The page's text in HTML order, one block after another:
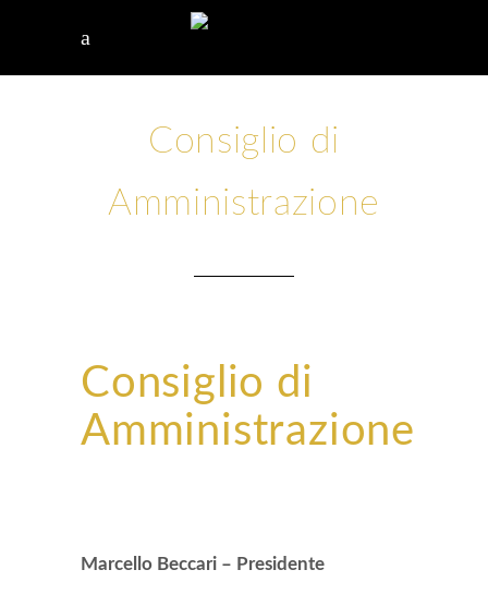
Consiglio di
Amministrazione
Consiglio di
Amministrazione
Marcello Beccari – Presidente